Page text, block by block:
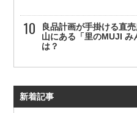
良品計画が手掛ける直
山にある「里のMUJI み
は？
新着記事